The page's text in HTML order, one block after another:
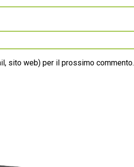
sito web) per il prossimo commento.